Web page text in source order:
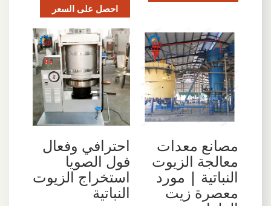
احصل على السعر
مصانع معدات
معالجة الزيوت
النباتية | مورد
معصرة زيت
احترافي وفعال
فول الصويا
استخراج الزيوت
النباتية